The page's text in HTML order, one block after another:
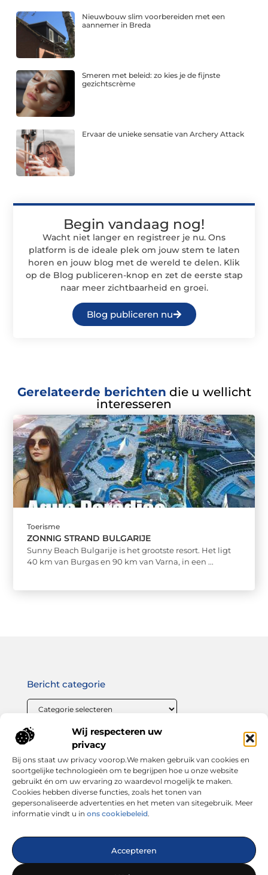
Wij respecteren uw
privacy
Bij ons staat uw privacy voorop.We maken gebruik van cookies en
soortgelijke technologieën om te begrijpen hoe u onze website
gebruikt én om uw ervaring zo waardevol mogelijk te maken.
Cookies hebben diverse functies, zoals het tonen van
gepersonaliseerde advertenties en het meten van sitegebruik. Meer
informatie vindt u in ons cookiebeleid.
Accepteren
Nieuwbouw slim voorbereiden met een
aannemer in Breda
Smeren met beleid: zo kies je de fijnste
gezichtscrème
Ervaar de unieke sensatie van Archery Attack
Begin vandaag nog!
Wacht niet langer en registreer je nu. Ons
platform is de ideale plek om jouw stem te laten
horen en jouw blog met de wereld te delen. Klik
op de Blog publiceren-knop en zet de eerste stap
naar meer zichtbaarheid en groei.
Blog publiceren nu
Gerelateerde berichten die u wellicht
interesseren
Toerisme
ZONNIG STRAND BULGARIJE
Sunny Beach Bulgarije is het grootste resort. Het ligt
40 km van Burgas en 90 km van Varna, in een ...
Dé plek voor inspiratie, tips en trends
— Laat je verrassen door inspirerende blogs, handige
adviezen en interessante artikelen. Alles wat je zoekt op één
Onze informatie
Bericht categorie